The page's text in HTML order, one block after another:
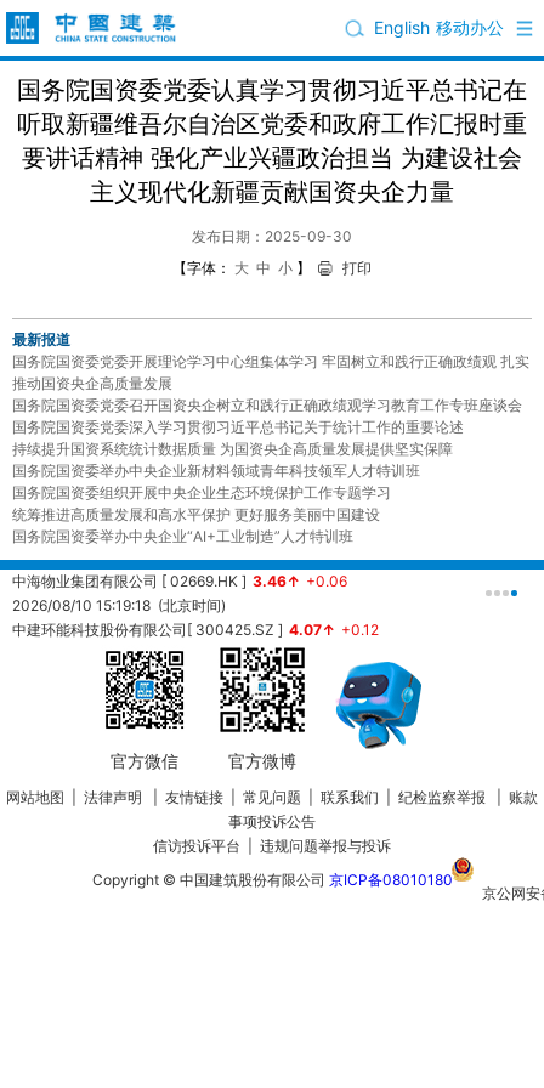
移动办公
English
国务院国资委党委认真学习贯彻习近平总书记在
听取新疆维吾尔自治区党委和政府工作汇报时重
要讲话精神 强化产业兴疆政治担当 为建设社会
主义现代化新疆贡献国资央企力量
发布日期：2025-09-30
【字体： 大 中 小 】 打印
最新报道
国务院国资委党委开展理论学习中心组集体学习 牢固树立和践行正确政绩观 扎实
推动国资央企高质量发展
国务院国资委党委召开国资央企树立和践行正确政绩观学习教育工作专班座谈会
国务院国资委党委深入学习贯彻习近平总书记关于统计工作的重要论述
持续提升国资系统统计数据质量 为国资央企高质量发展提供坚实保障
国务院国资委举办中央企业新材料领域青年科技领军人才特训班
国务院国资委组织开展中央企业生态环境保护工作专题学习
统筹推进高质量发展和高水平保护 更好服务美丽中国建设
国务院国资委举办中央企业“AI+工业制造”人才特训班
中海物业集团有限公司 [ 02669.HK ] 3.46↑ +0.06
2026/08/10 15:19:18 (北京时间)
中建环能科技股份有限公司[ 300425.SZ ] 4.07↑ +0.12
20260810153451 (北京时间)
官方微信 官方微博
网站地图 法律声明 友情链接 常见问题 联系我们 纪检监察举报
账款
事项投诉公告
信访投诉平台
违规问题举报与投诉
Copyright © 中国建筑股份有限公司 京ICP备08010180
京公网安